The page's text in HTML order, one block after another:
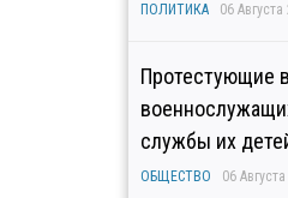
ПОЛИТИКА 06 Августа
Протестующие
службы их
ОБЩЕСТВО 06